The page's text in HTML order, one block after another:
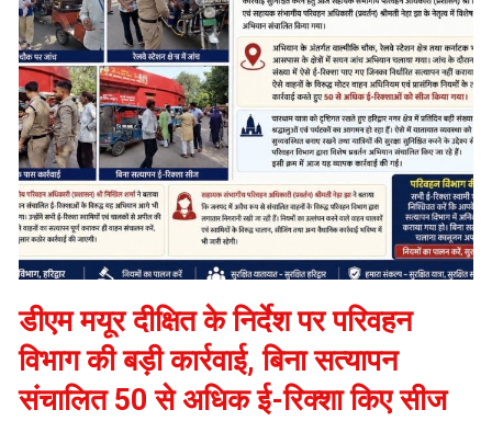
डीएम मयूर दीक्षित के निर्देश पर परिवहन
विभाग की बड़ी कार्रवाई, बिना सत्यापन
संचालित 50 से अधिक ई-रिक्शा किए सीज